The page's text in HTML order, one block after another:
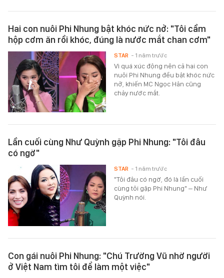
Hai con nuôi Phi Nhung bật khóc nức nở: "Tôi cầm
hộp cơm ăn rồi khóc, đúng là nước mắt chan cơm"
Vì quá xúc động nên cả hai con
nuôi Phi Nhung đều bật khóc nức
nở, khiến MC Ngọc Hân cũng
chảy nước mắt.
STAR - 1 năm trước
Lần cuối cùng Như Quỳnh gặp Phi Nhung: "Tôi đâu
có ngờ"
"Tôi đâu có ngờ, đó là lần cuối
cùng tôi gặp Phi Nhung" – Như
Quỳnh nói.
STAR - 1 năm trước
Con gái nuôi Phi Nhung: "Chú Trường Vũ nhờ người
ở Việt Nam tìm tôi để làm một việc"